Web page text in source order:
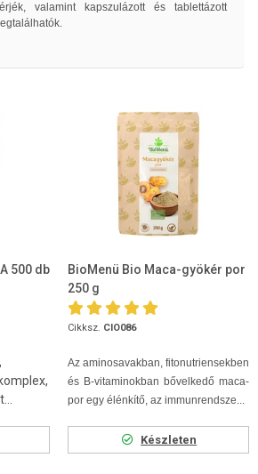
valamint kapszulázott és tablettázott
500 db
BioMenü Bio Maca-gyökér por
250 g
Cikksz. CIO086
Az aminosavakban, fitonutriensekben
és B-vitaminokban bővelkedő maca-
por egy élénkítő, az immunrendsze...
Készleten